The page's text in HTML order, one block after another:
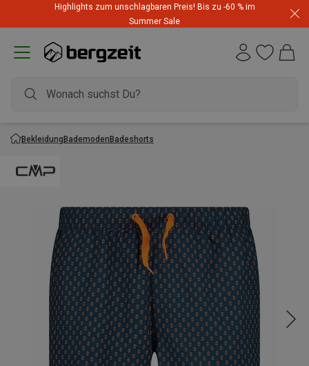
Highlights zum unschlagbaren Preis! Bis zu -60 % im
Summer Sale
BekleidungBademodenBadeshorts